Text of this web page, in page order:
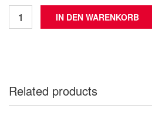
Related products